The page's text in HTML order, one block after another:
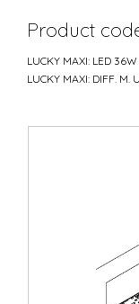
Product
LUCKY MAXI: LED
LUCKY MAXI: DIFF. M.